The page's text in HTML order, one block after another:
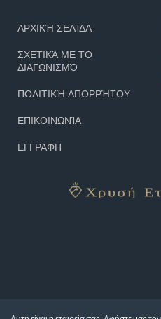
ΑΡΧΙΚΉ ΣΕΛΊΔΑ
ΣΧΕΤΙΚΆ ΜΕ ΤΟ
ΔΙΑΓΩΝΙΣΜΌ
ΠΟΛΙΤΙΚΉ ΑΠΟΡΡΉΤΟΥ
ΕΠΙΚΟΙΝΩΝΊΑ
ΕΓΓΡΑΦΗ